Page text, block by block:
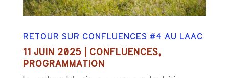
RETOUR SUR CONFLUENCES #4 AU LAAC
11 JUIN 2025 CONFLUENCES,
PROGRAMMATION